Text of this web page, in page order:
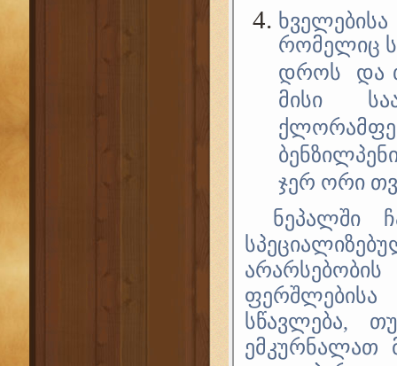
რომელიც
დროს და
მისი
ჯერ ორი
ნეპალში
სწავლება,
ემკურნალათ